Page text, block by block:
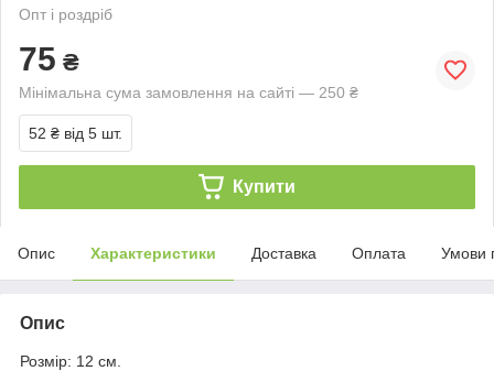
Опт і роздріб
75 ₴
Мінімальна сума замовлення на сайті — 250 ₴
52 ₴ від 5 шт.
Купити
Опис Характеристики Доставка Оплата Умови
Опис
Розмір: 12 см.